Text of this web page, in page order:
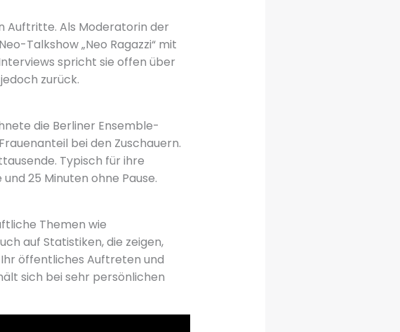
Als Moderatorin der
Talkshow „Neo Ragazzi“ mit
spricht sie offen über
zurück.
die Berliner Ensemble-
bei den Zuschauern.
Typisch für ihre
25 Minuten ohne Pause.
Themen wie
auf Statistiken, die zeigen,
öffentliches Auftreten und
sich bei sehr persönlichen